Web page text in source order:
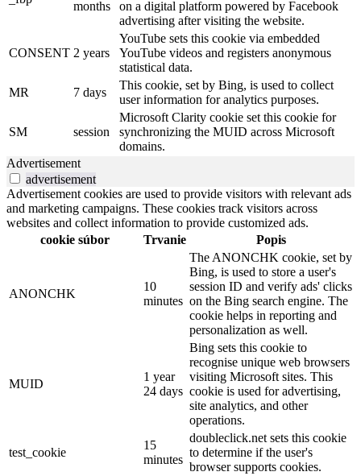
months
on a digital platform powered by Facebook
advertising after visiting the website.
CONSENT 2 years
YouTube sets this cookie via embedded
YouTube videos and registers anonymous
statistical data.
MR
7 days
This cookie, set by Bing, is used to collect
user information for analytics purposes.
SM session
Microsoft Clarity cookie set this cookie for
synchronizing the MUID across Microsoft
domains.
Advertisement
advertisement
Advertisement cookies are used to provide visitors with relevant ads
and marketing campaigns. These cookies track visitors across
websites and collect information to provide customized ads.
cookie súbor
Trvanie Popis
ANONCHK
10
minutes
The ANONCHK cookie, set by
Bing, is used to store a user's
session ID and verify ads' clicks
on the Bing search engine. The
cookie helps in reporting and
personalization as well.
MUID
1 year
24 days
Bing sets this cookie to
recognise unique web browsers
visiting Microsoft sites. This
cookie is used for advertising,
site analytics, and other
operations.
test_cookie
15
minutes
doubleclick.net sets this cookie
to determine if the user's
browser supports cookies.